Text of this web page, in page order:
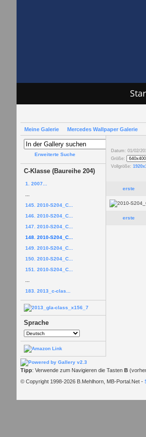
Meine Galerie Mercedes Wallpaper Galerie
Erweiterte Suche
C-Klasse (Baureihe 204)
1. 2007...
145. 2010-S204_C...
146. 2010-S204_C...
147. 2010-S204_C...
148. 2010-S204_C...
149. 2010-S204_C...
150. 2010-S204_C...
151. 2010-S204_C...
183. 2013_c-clas...
Sprache
Datum: 01/02/
Größe:
Vollgröße:
erste
erste
Tipp: Verwende zum Navigieren die Tasten B
© Copyright 1998-2026 B.Mehlhorn, MB-Portal.Net -